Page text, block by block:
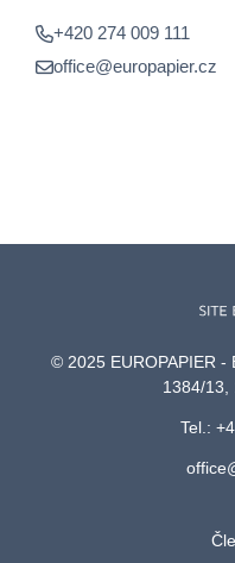
+420 274 009 111
office@europapier.cz
© 2025 EUROPAPIER -
1384/13,
Tel.: